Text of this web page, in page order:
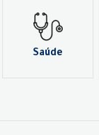
Saúde